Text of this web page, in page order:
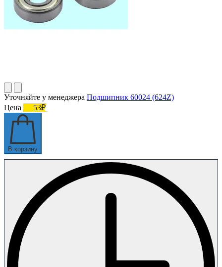
Уточняйте у менеджера Подшипник 60024 (624Z)
Цена
53₽
В корзину